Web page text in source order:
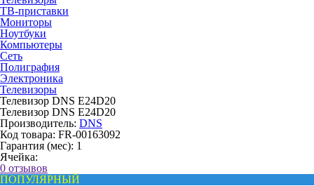
ТВ-приставки
Мониторы
Ноутбуки
Компьютеры
Сеть
Полиграфия
Электроника
Телевизоры
Телевизор DNS E24D20
Телевизор DNS E24D20
Производитель: DNS
Код товара: FR-00163092
Гарантия (мес): 1
Ячейка:
0 отзывов
ПОПУЛЯРНЫЙ